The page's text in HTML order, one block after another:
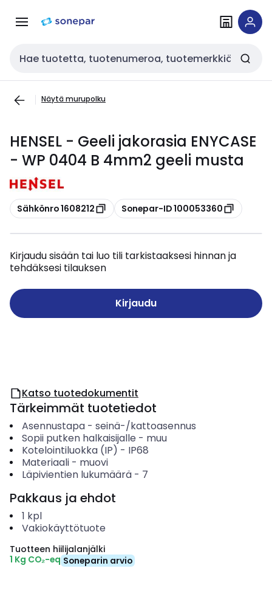
navigointiinsisältöön
Haku
Näytä murupolku
HENSEL - Geeli jakorasia ENYCASE
- WP 0404 B 4mm2 geeli musta
Kopioi
Sähkönro 1608212 Kopioi
Sonepar-ID 100053360
Kirjaudu sisään tai luo tili tarkistaaksesi hinnan ja
tehdäksesi tilauksen
Kirjaudu
Katso tuotedokumentit
Tärkeimmät tuotetiedot
Asennustapa- seinä-/kattoasennus
Sopii putken halkaisijalle - muu
Kotelointiluokka (IP) - IP68
Materiaali- muovi
Läpivientien lukumäärä- 7
Pakkaus ja ehdot
1 kpl
Vakiokäyttötuote
Tuotteen hiilijalanjälki
1 Kg CO₂-eq Soneparin arvio